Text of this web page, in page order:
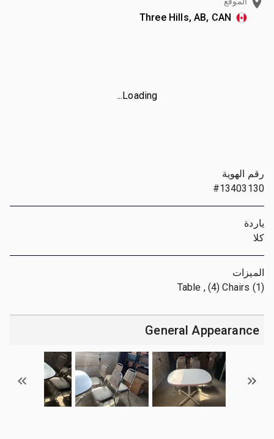
Three Hills, AB, CAN
Loading...
رقم الهوية
#13403130
ياردة
كلا
الميزات
(1) Table , (4) Chairs
General Appearance